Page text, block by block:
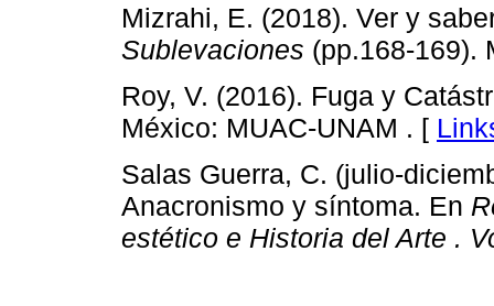
Mizrahi, E. (2018). Ver y
Sublevaciones (pp.168-169).
Roy, V. (2016). Fuga y
México: MUAC-UNAM . [
Salas Guerra, C. (julio-
Anacronismo y síntoma. En
estético e Historia del Arte .